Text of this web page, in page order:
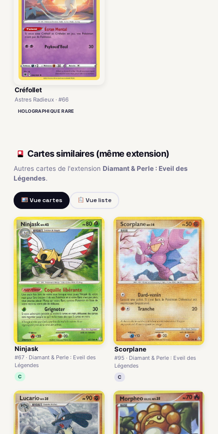
Créfollet
Astres Radieux · #66
HOLOGRAPHIQUE RARE
Cartes similaires (même extension)
Autres cartes de l'extension Diamant & Perle : Eveil des
Légendes.
Vue cartes Vue liste
Ninjask
#67 · Diamant & Perle : Eveil des
Légendes
C
Scorplane
#95 · Diamant & Perle : Eveil des
Légendes
C